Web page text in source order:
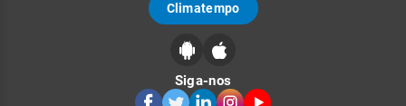
Climatempo
Siga-nos